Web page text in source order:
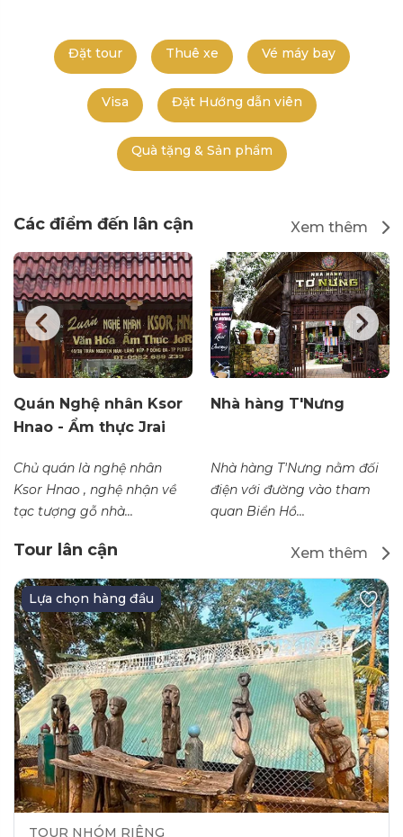
Đặt tour Thuê xe Vé máy bay
Visa Đặt Hướng dẫn viên
Quà tặng & Sản phẩm
Các điểm đến lân cận Xem thêm
Quán Nghệ nhân Ksor
Hnao - Ẩm thực Jrai
Chủ quán là nghệ nhân
Ksor Hnao , nghệ nhận về
tạc tượng gỗ nhà...
Nhà hàng T'Nưng
Nhà hàng T'Nưng nằm đối
điện với đường vào tham
quan Biển Hồ...
Tour lân cận Xem thêm
Lựa chọn hàng đầu
TOUR NHÓM RIÊNG